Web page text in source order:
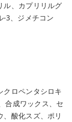
ル、カプリリルグ
-3、ジメチコン
クロペンタシロキ
合成ワックス、セ
、酸化スズ、ポリ